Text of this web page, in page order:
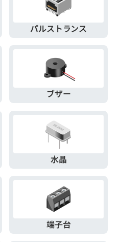
パルストランス
ブザー
水晶
端子台